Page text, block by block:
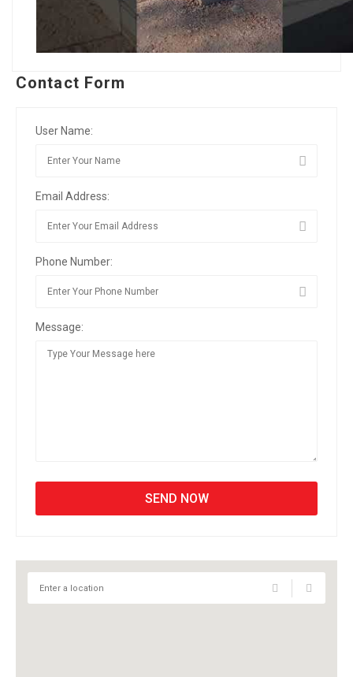
Contact Form
User Name:
Email Address:
Phone Number:
Message: